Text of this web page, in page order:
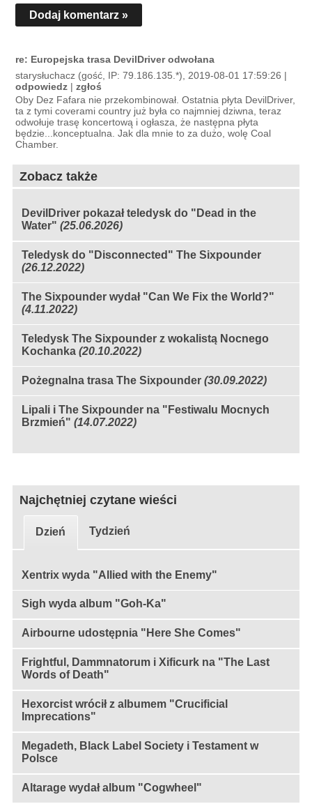
Dodaj komentarz »
re: Europejska trasa DevilDriver odwołana
starysłuchacz (gość, IP: 79.186.135.*), 2019-08-01 17:59:26 |
odpowiedz |zgłoś
Oby Dez Fafara nie przekombinował. Ostatnia płyta DevilDriver,
ta z tymi coverami country już była co najmniej dziwna, teraz
odwołuje trasę koncertową i ogłasza, że następna płyta
będzie...konceptualna. Jak dla mnie to za dużo, wolę Coal
Chamber.
Zobacz także
DevilDriver pokazał teledysk do "Dead in the
Water" (25.06.2026)
Teledysk do "Disconnected" The Sixpounder
(26.12.2022)
The Sixpounder wydał "Can We Fix the World?"
(4.11.2022)
Teledysk The Sixpounder z wokalistą Nocnego
Kochanka (20.10.2022)
Pożegnalna trasa The Sixpounder (30.09.2022)
Lipali i The Sixpounder na "Festiwalu Mocnych
Brzmień" (14.07.2022)
Najchętniej czytane wieści
Dzień Tydzień
Xentrix wyda "Allied with the Enemy"
Sigh wyda album "Goh-Ka"
Airbourne udostępnia "Here She Comes"
Frightful, Dammnatorum i Xificurk na "The Last
Words of Death"
Hexorcist wrócił z albumem "Crucificial
Imprecations"
Megadeth, Black Label Society i Testament w
Polsce
Altarage wydał album "Cogwheel"